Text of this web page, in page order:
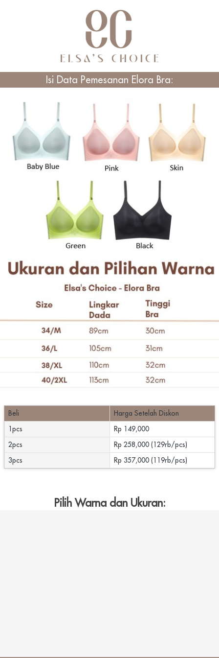
Isi Data Pemesanan Elora Bra:
Beli
Harga Setelah Diskon
1pcs
Rp 149,000
2pcs
Rp 258,000 (129rb/pcs)
3pcs
Rp 357,000 (119rb/pcs)
Pilih Warna dan Ukuran: